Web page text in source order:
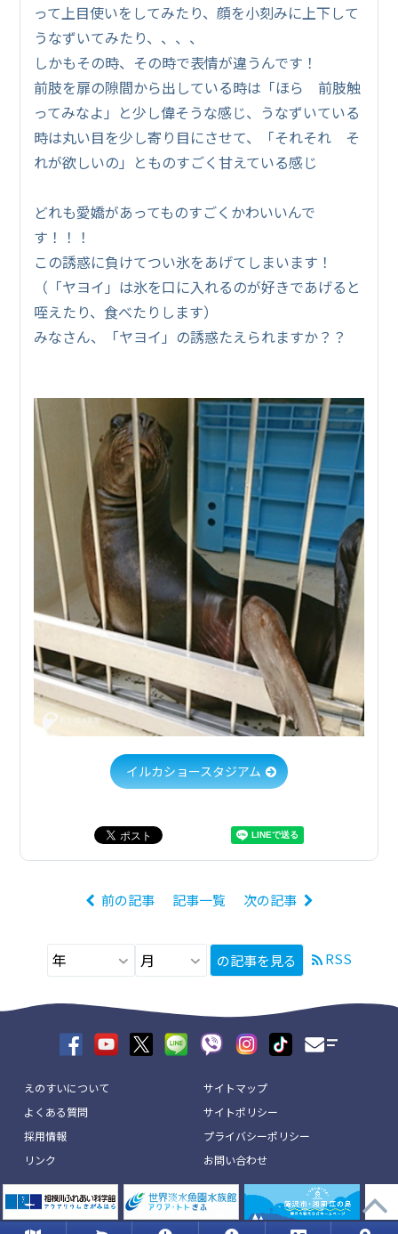
って上目使いをしてみたり、顔を小刻みに上下して
うなずいてみたり、、、、
しかもその時、その時で表情が違うんです！
前肢を扉の隙間から出している時は「ほら 前肢触
ってみなよ」と少し偉そうな感じ、うなずいている
時は丸い目を少し寄り目にさせて、「それそれ そ
れが欲しいの」とものすごく甘えている感じ
どれも愛嬌があってものすごくかわいいんで
す！！！
この誘惑に負けてつい氷をあげてしまいます！
（「ヤヨイ」は氷を口に入れるのが好きであげると
咥えたり、食べたりします）
みなさん、「ヤヨイ」の誘惑たえられますか？？
イルカショースタジアム
前の記事 記事一覧 次の記事
の記事を見る RSS
えのすいについて
よくある質問
採用情報
リンク
サイトマップ
サイトポリシー
プライバシーポリシー
お問い合わせ